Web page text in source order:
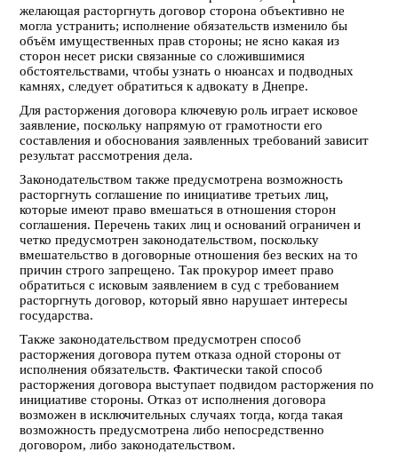
желающая расторгнуть договор сторона объективно не
могла устранить; исполнение обязательств изменило бы
объём имущественных прав стороны; не ясно какая из
сторон несет риски связанные со сложившимися
обстоятельствами, чтобы узнать о нюансах и подводных
камнях, следует обратиться к адвокату в Днепре.
Для расторжения договора ключевую роль играет исковое
заявление, поскольку напрямую от грамотности его
составления и обоснования заявленных требований зависит
результат рассмотрения дела.
Законодательством также предусмотрена возможность
расторгнуть соглашение по инициативе третьих лиц,
которые имеют право вмешаться в отношения сторон
соглашения. Перечень таких лиц и оснований ограничен и
четко предусмотрен законодательством, поскольку
вмешательство в договорные отношения без веских на то
причин строго запрещено. Так прокурор имеет право
обратиться с исковым заявлением в суд с требованием
расторгнуть договор, который явно нарушает интересы
государства.
Также законодательством предусмотрен способ
расторжения договора путем отказа одной стороны от
исполнения обязательств. Фактически такой способ
расторжения договора выступает подвидом расторжения по
инициативе стороны. Отказ от исполнения договора
возможен в исключительных случаях тогда, когда такая
возможность предусмотрена либо непосредственно
договором, либо законодательством.